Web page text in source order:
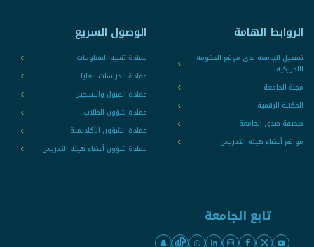
الروابط الهامة
تسجيل الجامعة لدى موقع الحكومة
الامريكية
مجلة الجامعة
المكتبة الرقمية
صحيفة صدى الجامعة
مواقع أعضاء هيئة التدريس
الوصول السريع
عمادة تقنية المعلومات
عمادة الدراسات العليا
عمادة القبول والتسجيل
عمادة شؤون الطلاب
عمادة الشؤون الأكاديمية
عمادة شؤون أعضاء هيئة التدريس
تابع الجامعة